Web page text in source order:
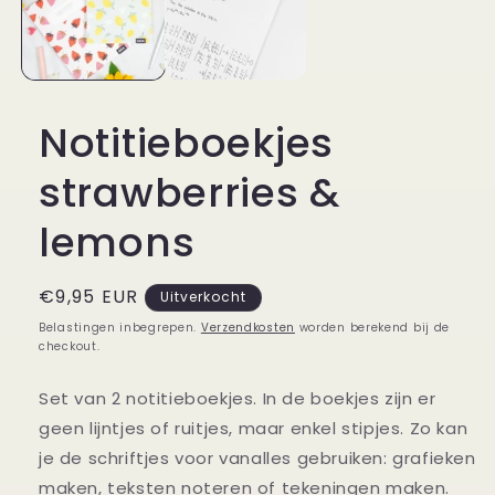
Notitieboekjes
strawberries &
lemons
Normale
prijs
€9,95 EUR Uitverkocht
Belastingen inbegrepen. Verzendkosten worden berekend bij de
checkout.
Set van 2 notitieboekjes. In de boekjes zijn er
geen lijntjes of ruitjes, maar enkel stipjes. Zo kan
je de schriftjes voor vanalles gebruiken: grafieken
maken, teksten noteren of tekeningen maken.